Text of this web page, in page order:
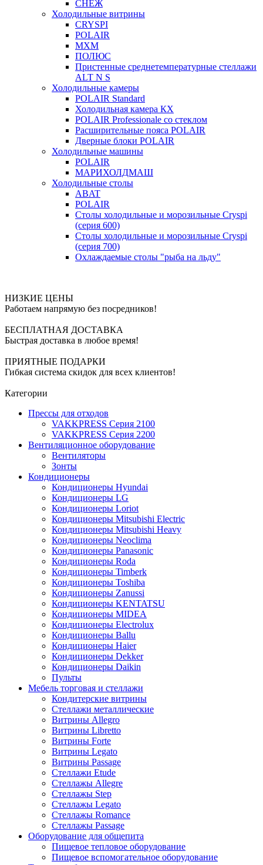
СНЕЖ
Холодильные витрины
CRYSPI
POLAIR
МХМ
ПОЛЮС
Пристенные среднетемпературные стеллажи
ALT N S
Холодильные камеры
POLAIR Standard
Холодильная камера КХ
POLAIR Professionale со стеклом
Расширительные пояса POLAIR
Дверные блоки POLAIR
Холодильные машины
POLAIR
МАРИХОЛДМАШ
Холодильные столы
ABAT
POLAIR
Столы холодильные и морозильные Cryspi
(серия 600)
Столы холодильные и морозильные Cryspi
(серия 700)
Охлаждаемые столы "рыба на льду"
НИЗКИЕ ЦЕНЫ
Работаем напрямую без посредников!
БЕСПЛАТНАЯ ДОСТАВКА
Быстрая доставка в любое время!
ПРИЯТНЫЕ ПОДАРКИ
Гибкая система скидок для всех клиентов!
Категории
Прессы для отходов
VAKKPRESS Серия 2100
VAKKPRESS Серия 2200
Вентиляционное оборудование
Вентиляторы
Зонты
Кондиционеры
Кондиционеры Hyundai
Кондиционеры LG
Кондиционеры Loriot
Кондиционеры Mitsubishi Electric
Кондиционеры Mitsubishi Heavy
Кондиционеры Neoclima
Кондиционеры Panasonic
Кондиционеры Roda
Кондиционеры Timberk
Кондиционеры Toshiba
Кондиционеры Zanussi
Кондиционеры KENTATSU
Кондиционеры MIDEA
Кондиционеры Electrolux
Кондиционеры Ballu
Кондиционеры Haier
Кондиционеры Dekker
Кондиционеры Daikin
Пульты
Мебель торговая и стеллажи
Кондитерские витрины
Стеллажи металлические
Витрины Allegro
Витрины Libretto
Витрины Forte
Витрины Legato
Витрины Passage
Стеллажи Etude
Стеллажы Allegre
Стеллажы Step
Стеллажы Legato
Стеллажы Romance
Стеллажы Passage
Оборудование для общепита
Пищевое тепловое оборудование
Пищевое вспомогательное оборудование